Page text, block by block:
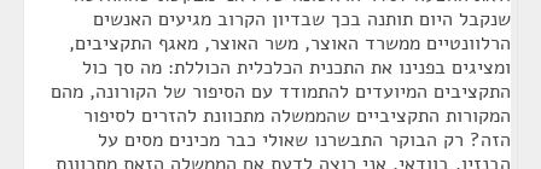
שנקבל היום תותנה בכך שבדיון הקרוב מגיעים האנשים
הרלוונטיים ממשרד האוצר, משר האוצר, מאגף התקציבים,
ומציגים בפנינו את התכנית הכלכלית הכוללת: מה סך כול
התקציבים המיועדים להתמודד עם הסיפור של הקורונה, מהם
המקורות התקציביים שהממשלה מתכוונת להזרים לסיפור
הזה? רק הבוקר התבשרנו שאולי כבר מכינים מסים על